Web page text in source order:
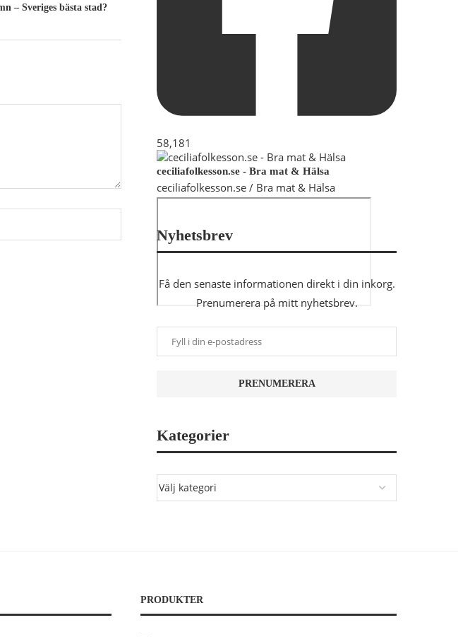
– Sveriges bästa stad?
58,181
ceciliafolkesson.se - Bra mat & Hälsa
ceciliafolkesson.se / Bra mat & Hälsa
Nyhetsbrev
Få den senaste informationen direkt i din inkorg.
Prenumerera på mitt nyhetsbrev.
Kategorier
PRODUKTER